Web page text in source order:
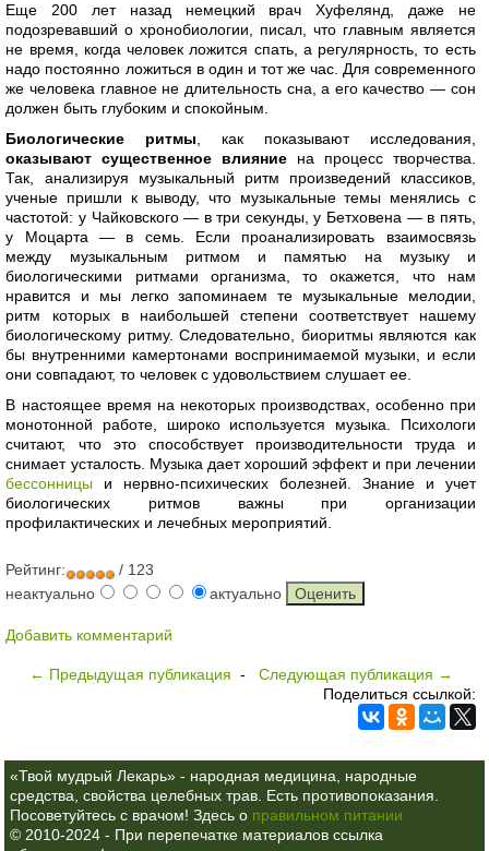
Еще 200 лет назад немецкий врач Хуфелянд, даже не
подозревавший о хронобиологии, писал, что главным является
не время, когда человек ложится спать, а регулярность, то есть
надо постоянно ложиться в один и тот же час. Для современного
же человека главное не длительность сна, а его качество — сон
должен быть глубоким и спокойным.
Биологические ритмы , как показывают исследования,
оказывают существенное влияние на процесс творчества.
Так, анализируя музыкальный ритм произведений классиков,
ученые пришли к выводу, что музыкальные темы менялись с
частотой: у Чайковского — в три секунды, у Бетховена — в пять,
у Моцарта — в семь. Если проанализировать взаимосвязь
между музыкальным ритмом и памятью на музыку и
биологическими ритмами организма, то окажется, что нам
нравится и мы легко запоминаем те музыкальные мелодии,
ритм которых в наибольшей степени соответствует нашему
биологическому ритму. Следовательно, биоритмы являются как
бы внутренними камертонами воспринимаемой музыки, и если
они совпадают, то человек с удовольствием слушает ее.
В настоящее время на некоторых производствах, особенно при
монотонной работе, широко используется музыка. Психологи
считают, что это способствует производительности труда и
снимает усталость. Музыка дает хороший эффект и при лечении
бессонницы и нервно-психических болезней. Знание и учет
биологических ритмов важны при организации
профилактических и лечебных мероприятий.
Рейтинг:
/ 123
неактуально
актуально
Добавить комментарий
← Предыдущая публикация - Следующая публикация →
Поделиться ссылкой:
«Твой мудрый Лекарь» - народная медицина, народные
средства, свойства целебных трав. Есть противопоказания.
Посоветуйтесь с врачом! Здесь о правильном питании
© 2010-2024 - При перепечатке материалов ссылка